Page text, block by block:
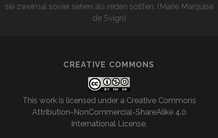
sie zweimal soviel sehen als reden sollten. (Marie Marquise
de Svign)
CREATIVE COMMONS
This work is licensed under a Creative Commons
Attribution-NonCommercial-ShareAlike 4.0
International License.